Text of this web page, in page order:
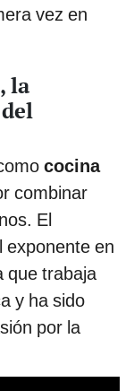
vez en
la
cocina
combinar
El
exponente en
que trabaja
y ha sido
por la